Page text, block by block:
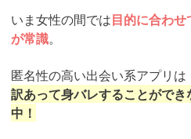
いま女性の間では目的に合わ
が常識。
匿名性の高い出会い系アプリは
訳あって身バレすることがで
中！